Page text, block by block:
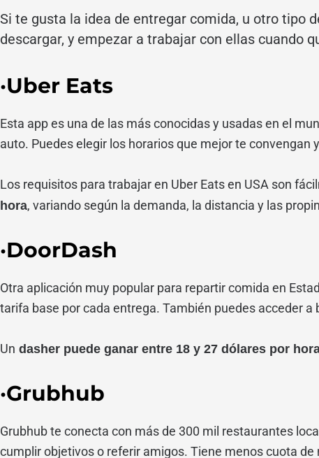
Si te gusta la idea de entregar comida, u otro tipo
descargar, y empezar a trabajar con ellas cuando
·Uber Eats
Esta app es una de las más conocidas y usadas en el
auto. Puedes elegir los horarios que mejor te convengan
Los requisitos para trabajar en Uber Eats en USA son
hora, variando según la demanda, la distancia y las
·DoorDash
Otra aplicación muy popular para repartir comida en
tarifa base por cada entrega. También puedes acceder
Un dasher puede ganar entre 18 y 27 dólares por
·Grubhub
Grubhub te conecta con más de 300 mil restaurantes
cumplir objetivos o referir amigos. Tiene menos cuota